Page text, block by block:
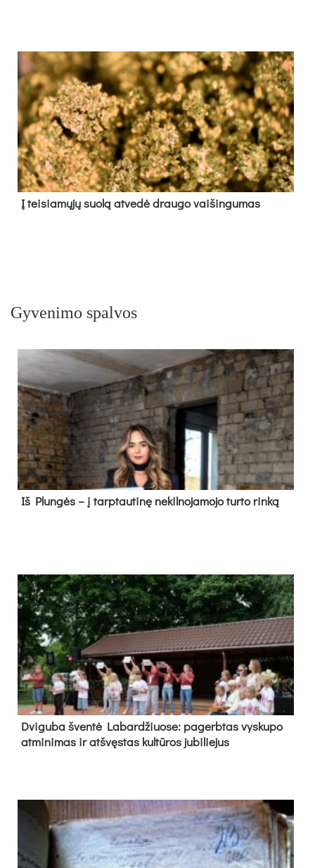
Į tei­sia­mų­jų suo­lą at­ve­dė drau­go vai­šin­gu­mas
Gyvenimo spalvos
Iš Plungės – į tarptautinę nekilnojamojo turto rinką
Dvi­gu­ba šven­tė La­bar­džiuo­se: pa­gerb­tas vys­ku­po
at­mi­ni­mas ir at­švęs­tas kul­tū­ros ju­bi­lie­jus